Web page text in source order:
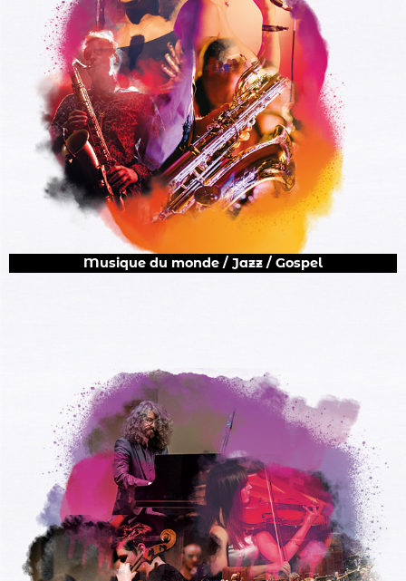
Musique du monde / Jazz / Gospel